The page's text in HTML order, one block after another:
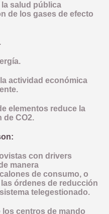
la salud pública
de los gases de efecto
actividad económica
elementos reduce la
de CO2.
con drivers
manera
de consumo, o
órdenes de reducción
telegestionado.
centros de mando